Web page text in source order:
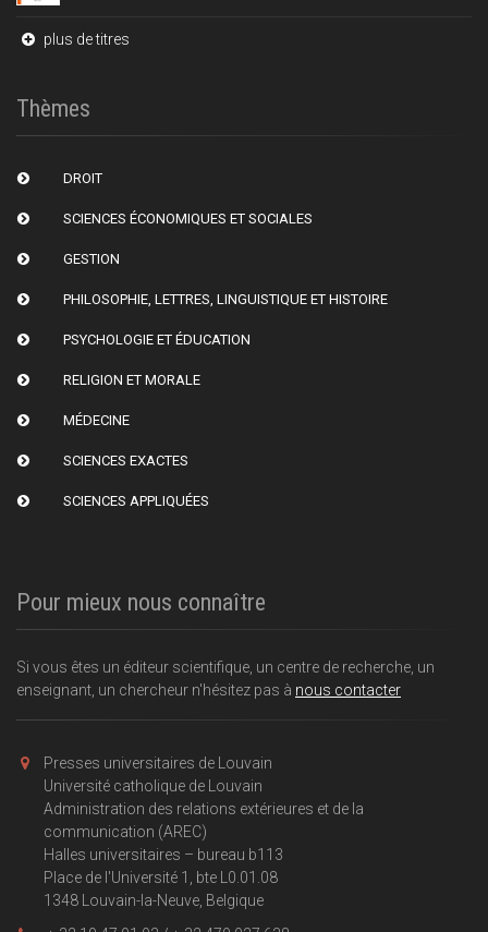
plus de titres
Thèmes
DROIT
SCIENCES ÉCONOMIQUES ET SOCIALES
GESTION
PHILOSOPHIE, LETTRES, LINGUISTIQUE ET HISTOIRE
PSYCHOLOGIE ET ÉDUCATION
RELIGION ET MORALE
MÉDECINE
SCIENCES EXACTES
SCIENCES APPLIQUÉES
Pour mieux nous connaître
Si vous êtes un éditeur scientifique, un centre de recherche, un
enseignant, un chercheur n'hésitez pas à nous contacter
Presses universitaires de Louvain
Université catholique de Louvain
Administration des relations extérieures et de la
communication (AREC)
Halles universitaires – bureau b113
Place de l'Université 1, bte L0.01.08
1348 Louvain-la-Neuve, Belgique